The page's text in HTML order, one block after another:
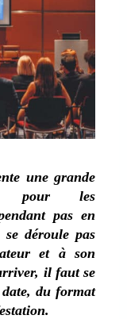
une grande
pour les
pas en
déroule pas
et à son
il faut se
du format